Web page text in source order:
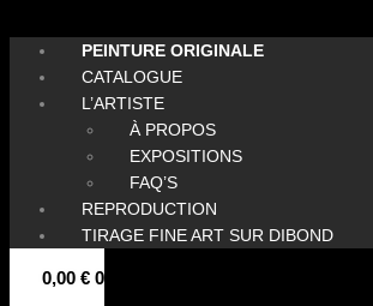
PEINTURE ORIGINALE
CATALOGUE
L’ARTISTE
À PROPOS
EXPOSITIONS
FAQ’S
REPRODUCTION
TIRAGE FINE ART SUR DIBOND
0,00 € 0